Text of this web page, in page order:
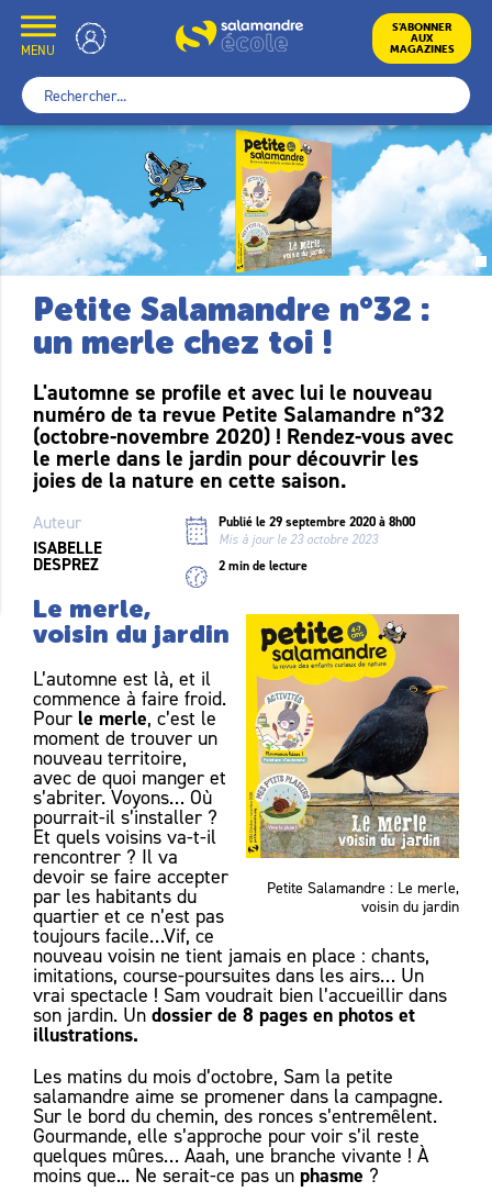
content
MENU
École S’ABONNER
AUX
MAGAZINES
Rechercher :
Petite Salamandre n°32 :
un merle chez toi !
L'automne se profile et avec lui le nouveau
numéro de ta revue Petite Salamandre n°32
(octobre-novembre 2020) ! Rendez-vous avec
le merle dans le jardin pour découvrir les
joies de la nature en cette saison.
Auteur
ISABELLE
DESPREZ
Publié le 29 septembre 2020 à 8h00
Mis à jour le 23 octobre 2023
2 min de lecture
Petite Salamandre : Le merle,
voisin du jardin
Le merle,
voisin du jardin
L’automne est là, et il
commence à faire froid.
Pour le merle, c’est le
moment de trouver un
nouveau territoire,
avec de quoi manger et
s’abriter. Voyons… Où
pourrait-il s’installer ?
Et quels voisins va-t-il
rencontrer ? Il va
devoir se faire accepter
par les habitants du
quartier et ce n’est pas
toujours facile…Vif, ce
nouveau voisin ne tient jamais en place : chants,
imitations, course-poursuites dans les airs… Un
vrai spectacle ! Sam voudrait bien l’accueillir dans
son jardin. Un dossier de 8 pages en photos et
illustrations.
Les matins du mois d’octobre, Sam la petite
salamandre aime se promener dans la campagne.
Sur le bord du chemin, des ronces s’entremêlent.
Gourmande, elle s’approche pour voir s’il reste
quelques mûres… Aaah, une branche vivante ! À
moins que... Ne serait-ce pas un phasme ?